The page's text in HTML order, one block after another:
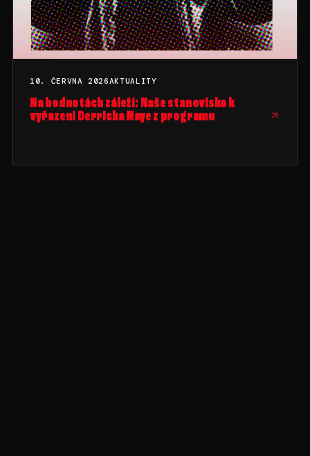
10. ČERVNA 2026AKTUALITY
Na hodnotách záleží: Naše stanovisko k
vyřazení Derricka Maye z programu